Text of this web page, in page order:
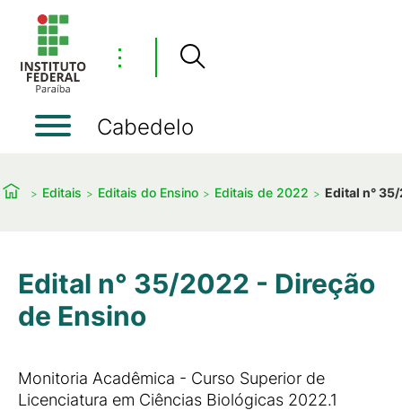
⋮
Cabedelo
Editais Editais do Ensino Editais de 2022 Edital n°
Edital n° 35/2022 - Direção
de Ensino
Monitoria Acadêmica - Curso Superior de
Licenciatura em Ciências Biológicas 2022.1